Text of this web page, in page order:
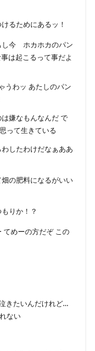
るためにあるッ！
今 ホカホカのパン
は起こるって事だよ
うわッ あたしのパン
嫌なもんなんだ で
って生きている
したわけだなぁああ
の肥料になるがいい
りか！？
てめーの方だぞ この
きたいんだけれど…
ない